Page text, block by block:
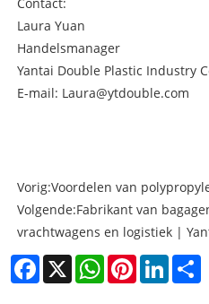
Laura Yuan
Handelsmanager
Yantai Double Plastic Industry
E-mail: Laura@ytdouble.com
Vorig:Voordelen van
Volgende:Fabrikant van
vrachtwagens en logistiek |
Facebook
X WhatsAppPinterest